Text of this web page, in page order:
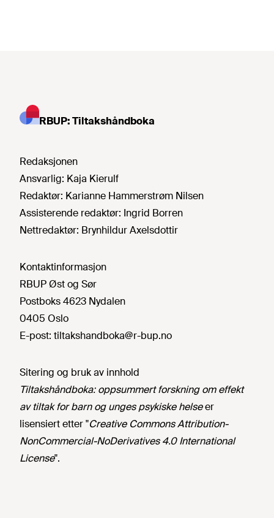
RBUP: Tiltakshåndboka
Redaksjonen
Ansvarlig: Kaja Kierulf
Redaktør: Karianne Hammerstrøm Nilsen
Assisterende redaktør: Ingrid Borren
Nettredaktør: Brynhildur Axelsdottir
Kontaktinformasjon
RBUP Øst og Sør
Postboks 4623 Nydalen
0405 Oslo
E-post: tiltakshandboka@r-bup.no
Sitering og bruk av innhold
Tiltakshåndboka: oppsummert forskning om effekt
av tiltak for barn og unges psykiske helseer
lisensiert etter "Creative Commons Attribution-
NonCommercial-NoDerivatives 4.0 International
License".